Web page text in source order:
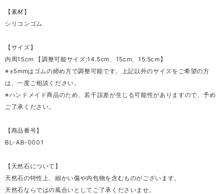
【素材】
シリコンゴム
【サイズ】
内周15cm 【調整可能サイズ:14.5cm、15cm、15.5cm】
※±5mmはゴムの締め方で調整可能です。上記以外のサイズをご希望の方
は、一度ご相談ください。
※ハンドメイド商品のため、若干誤差が生じる可能性がありますので、予め
ご了承ください。
【商品番号】
BL-AB-0001
【天然石について】
天然石の特性上、細かい傷や内包物を含むものがございます。
天然石ならではの風合いとしてご了承くださいませ。